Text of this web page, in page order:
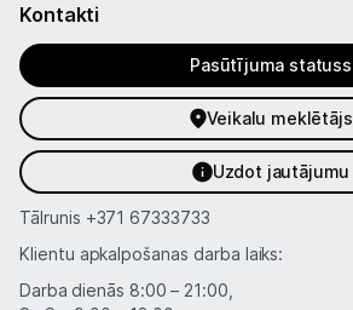
Kontakti
Pasūtījuma statuss
Veikalu meklētājs
Uzdot jautājumu
Tālrunis +371 67333733
Klientu apkalpošanas darba laiks:
Darba dienās 8:00 – 21:00,